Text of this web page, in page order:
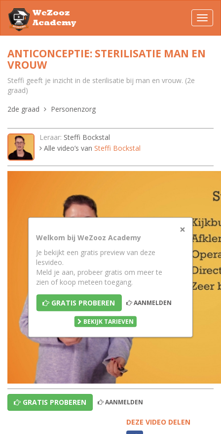
WeZooz
Academy
ANTICONCEPTIE: STERILISATIE MAN EN
VROUW
Steffi geeft je inzicht in de sterilisatie bij man en vrouw. (2e
graad)
2de graad
Personenzorg
Leraar: Steffi Bockstal
Alle video’s van Steffi Bockstal
×
Welkom bij WeZooz Academy
Je bekijkt een gratis preview van deze
lesvideo.
Meld je aan, probeer gratis om meer te
zien of koop meteen toegang.
GRATIS PROBEREN AANMELDEN
BEKIJK TARIEVEN
GRATIS PROBEREN AANMELDEN
DEZE VIDEO DELEN